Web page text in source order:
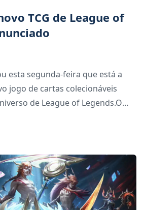
TCG de League of
esta segunda-feira que está a
jogo de cartas colecionáveis
de League of Legends.O
da franquia par